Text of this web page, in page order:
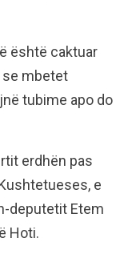
është caktuar
se mbetet
tubime apo do
erdhën pas
e
deputetit Etem
Hoti.